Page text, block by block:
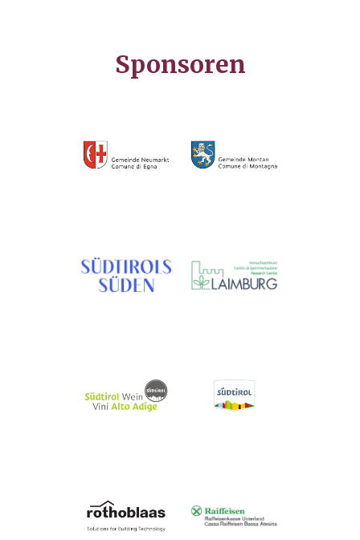
Sponsoren